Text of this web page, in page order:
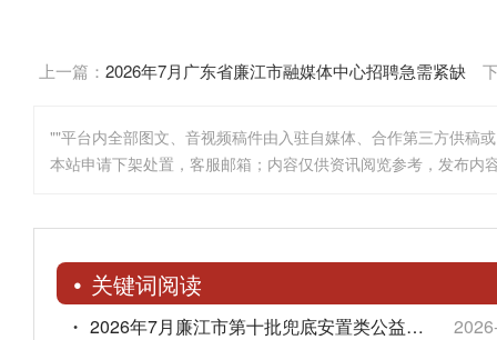
上一篇： 2026年7月广东省廉江市融媒体中心招聘急需紧缺
""平台内全部图文、音视频稿件由入驻自媒体、合作第三方供稿
本站申请下架处置，客服邮箱；内容仅供资讯阅览参考，发布
关键词阅读
2026年7月廉江市第十批兜底安置类公益性岗位招聘公告